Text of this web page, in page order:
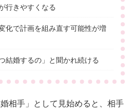
行きやすくなる
化で計画を組み直す可能性が増
結婚するの」と聞かれ続ける
相手」として見始めると、相手